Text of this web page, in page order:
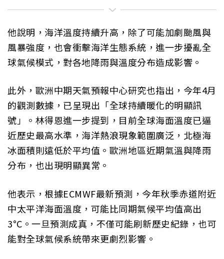
他說明，海洋溫度持續升高，除了可能加劇颱風與
風暴強度，也會衝擊海洋生態系統，進一步擾亂全
球氣候模式，對各地降雨與溫度分布造成影響。
此外，歐洲中期天氣預報中心研究也指出，今年4月
的觀測數據，已呈現出「全球持續暖化的明顯訊
號」。林得恩進一步提到，目前全球海面溫度已逼
近歷史最高水準，海洋熱浪現象範圍廣泛，北極海
冰面積則遠低於平均值。歐洲地區近期氣溫與降雨
分布，也出現明顯異常。
他表示，根據ECMWF最新預測，今年秋季赤道附近
中太平洋海面溫度，可能比同期氣候平均值高出
3°C。一旦預測成真，不僅可能刷新歷史紀錄，也可
能對全球氣候系統帶來更劇烈影響。